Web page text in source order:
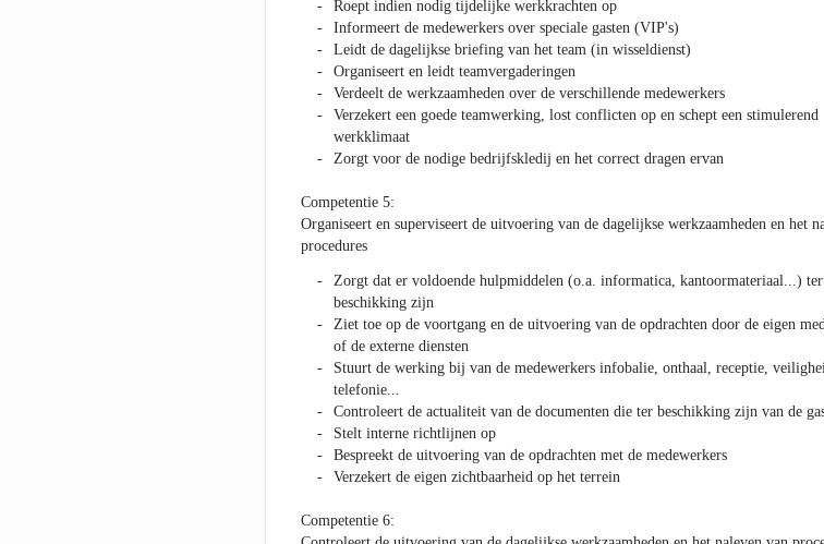
Roept indien nodig tijdelijke werkkrachten op
Informeert de medewerkers over speciale gasten (VIP's)
Leidt de dagelijkse briefing van het team (in wisseldienst)
Organiseert en leidt teamvergaderingen
Verdeelt de werkzaamheden over de verschillende medewerkers
Verzekert een goede teamwerking, lost conflicten op en schept een stimulerend
werkklimaat
Zorgt voor de nodige bedrijfskledij en het correct dragen ervan
Competentie 5:
Organiseert en superviseert de uitvoering van de dagelijkse werkzaamheden en het
procedures
Zorgt dat er voldoende hulpmiddelen (o.a. informatica, kantoormateriaal...) ter
beschikking zijn
Ziet toe op de voortgang en de uitvoering van de opdrachten door de eigen
of de externe diensten
Stuurt de werking bij van de medewerkers infobalie, onthaal, receptie,
telefonie...
Controleert de actualiteit van de documenten die ter beschikking zijn van de
Stelt interne richtlijnen op
Bespreekt de uitvoering van de opdrachten met de medewerkers
Verzekert de eigen zichtbaarheid op het terrein
Competentie 6: